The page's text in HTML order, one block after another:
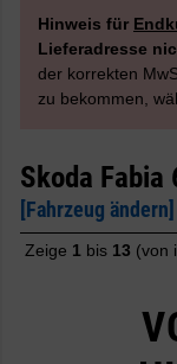
Hinweis für
Lieferadresse
der korrekten
zu bekommen,
Skoda
[Fahrzeug ändern]
Zeige 1 bis 13 (von